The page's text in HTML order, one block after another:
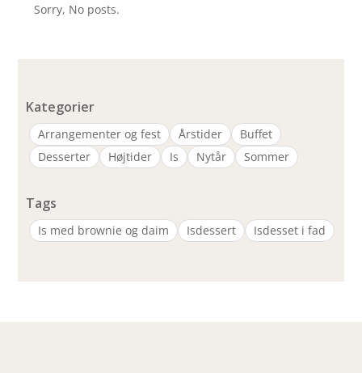
Sorry, No posts.
Kategorier
Arrangementer og fest Årstider
Buffet
Desserter
Højtider Is Nytår Sommer
Tags
Is med brownie og daim Isdessert Isdesset i fad